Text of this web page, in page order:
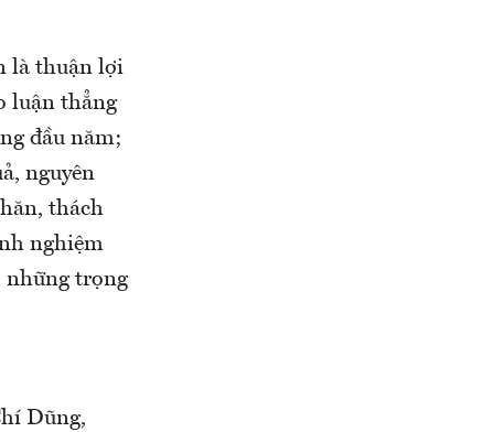
là thuận lợi
luận thẳng
đầu năm;
nguyên
thách
nghiệm
những trọng
Dũng,